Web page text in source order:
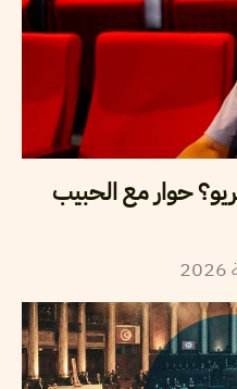
حوار مع الحبيب
2026